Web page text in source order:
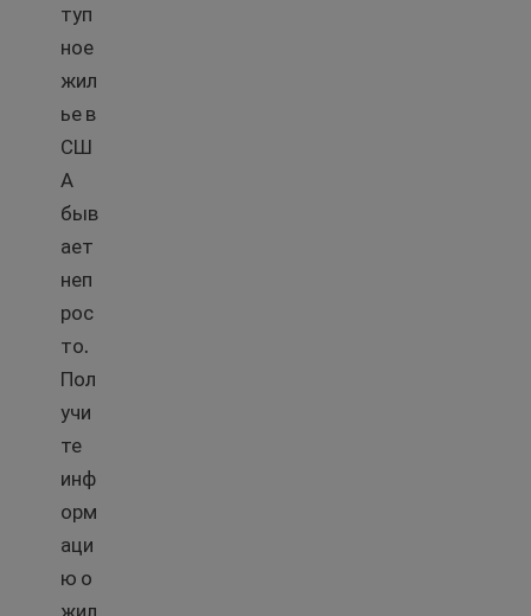
туп
ное
жил
ье в
СШ
А
быв
ает
неп
рос
то.
Пол
учи
те
инф
орм
аци
ю о
жил